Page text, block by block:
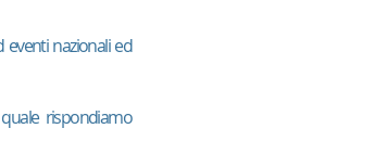
eventi nazionali ed
rispondiamo